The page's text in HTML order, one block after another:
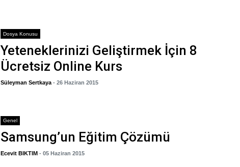
Dosya Konusu
Yeteneklerinizi Geliştirmek İçin 8
Ücretsiz Online Kurs
Süleyman Sertkaya - 26 Haziran 2015
Genel
Samsung’un Eğitim Çözümü
Ecevit BIKTIM - 05 Haziran 2015